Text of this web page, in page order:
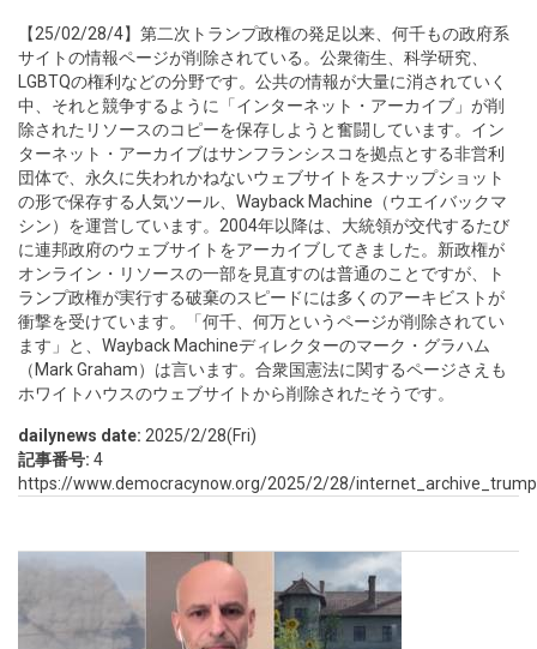
【25/02/28/4】第二次トランプ政権の発足以来、何千もの政府系
サイトの情報ページが削除されている。公衆衛生、科学研究、
LGBTQの権利などの分野です。公共の情報が大量に消されていく
中、それと競争するように「インターネット・アーカイブ」が削
除されたリソースのコピーを保存しようと奮闘しています。イン
ターネット・アーカイブはサンフランシスコを拠点とする非営利
団体で、永久に失われかねないウェブサイトをスナップショット
の形で保存する人気ツール、Wayback Machine（ウエイバックマ
シン）を運営しています。2004年以降は、大統領が交代するたび
に連邦政府のウェブサイトをアーカイブしてきました。新政権が
オンライン・リソースの一部を見直すのは普通のことですが、ト
ランプ政権が実行する破棄のスピードには多くのアーキビストが
衝撃を受けています。「何千、何万というページが削除されてい
ます」と、Wayback Machineディレクターのマーク・グラハム
（Mark Graham）は言います。合衆国憲法に関するページさえも
ホワイトハウスのウェブサイトから削除されたそうです。
dailynews date: 2025/2/28(Fri)
記事番号: 4
https://www.democracynow.org/2025/2/28/